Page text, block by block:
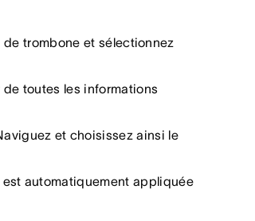
trombone et sélectionnez
toutes les informations
et choisissez ainsi le
automatiquement appliquée